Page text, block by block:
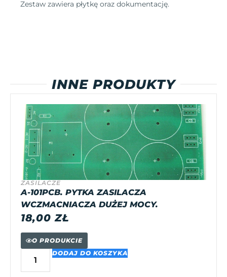
Zestaw zawiera płytkę oraz dokumentację.
INNE PRODUKTY
ZASILACZE
A-101PCB. PYTKA ZASILACZA
WCZMACNIACZA DUŻEJ MOCY.
18,00ZŁ
O PRODUKCIE
DODAJ DO KOSZYKA